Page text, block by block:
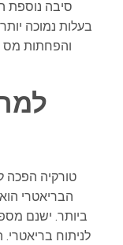
סיבה נוספת
בעלות נמוכה
והפחתות מס
טורקיה הפכה
הבריאטרי
ביותר. ישנם
לניתוח